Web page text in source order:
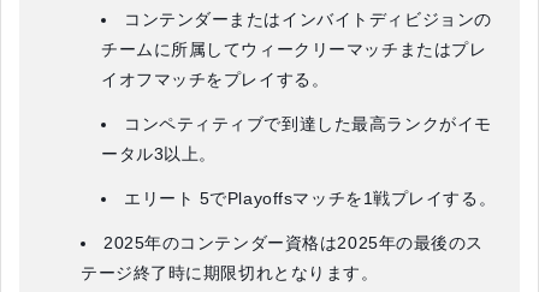
コンテンダーまたはインバイトディビジョンの
チームに所属してウィークリーマッチまたはプレ
イオフマッチをプレイする。
コンペティティブで到達した最高ランクがイモ
ータル3以上。
エリート 5でPlayoffsマッチを1戦プレイする。
2025年のコンテンダー資格は2025年の最後のス
テージ終了時に期限切れとなります。